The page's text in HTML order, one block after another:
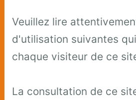
Veuillez lire
d'utilisation suivantes
chaque visiteur de ce
La consultation de ce